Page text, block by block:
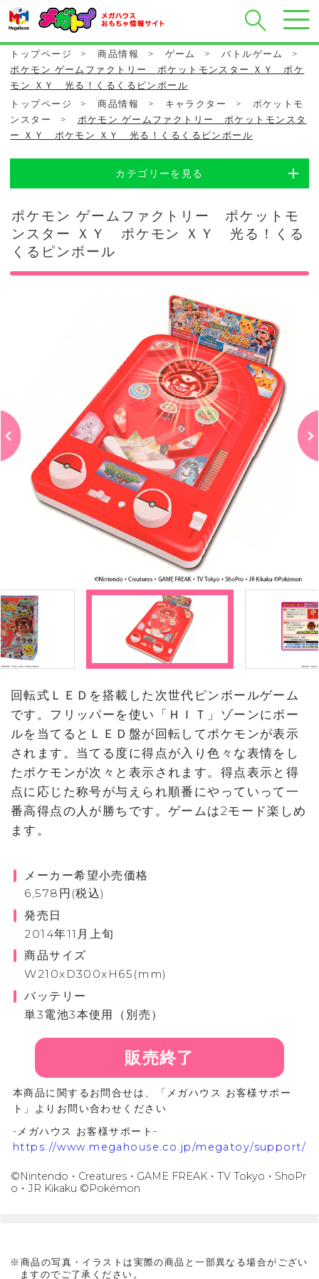
トップページ > 商品情報 > ゲーム > バトルゲーム
>
ポケモン ゲームファクトリー ポケットモンスター ＸＹ ポケ
モン ＸＹ 光る！くるくるピンボール
トップページ
> 商品情報 > キャラクター >
ポケットモ
ンスター
>
ポケモン ゲームファクトリー ポケットモンスタ
ー ＸＹ ポケモン ＸＹ 光る！くるくるピンボール
カテゴリーを見る
ポケモン ゲームファクトリー ポケットモ
ンスター ＸＹ ポケモン ＸＹ 光る！くる
くるピンボール
回転式ＬＥＤを搭載した次世代ピンボールゲーム
です。フリッパーを使い「ＨＩＴ」ゾーンにボー
ルを当てるとＬＥＤ盤が回転してポケモンが表示
されます。当てる度に得点が入り色々な表情をし
たポケモンが次々と表示されます。得点表示と得
点に応じた称号が与えられ順番にやっていって一
番高得点の人が勝ちです。ゲームは2モード楽しめ
ます。
メーカー希望小売価格
6,578円(税込)
発売日
2014年11月上旬
商品サイズ
W210xD300xH65(mm)
バッテリー
単3電池3本使用（別売）
販売終了
本商品に関するお問合せは、「メガハウス お客様サポー
ト」よりお問い合わせください
-メガハウス お客様サポート-
https://www.megahouse.co.jp/megatoy/support/
©Nintendo・Creatures・GAME FREAK・TV Tokyo・ShoPr
o・JR Kikaku ©Pokémon
※商品の写真・イラストは実際の商品と一部異なる場合がござい
ますのでご了承ください。